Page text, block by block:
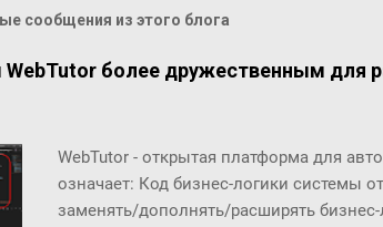
сообщения из этого блога
более дружественным для
WebTutor - открытая платформа для
означает: Код бизнес-логики системы
заменять/дополнять/расширять